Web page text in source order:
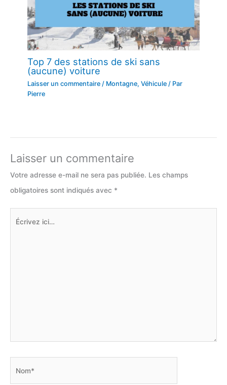
Top 7 des stations de ski sans
(aucune) voiture
Laisser un commentaire / Montagne,Véhicule / Par
Pierre
Laisser un commentaire
Votre adresse e-mail ne sera pas publiée. Les champs
obligatoires sont indiqués avec *